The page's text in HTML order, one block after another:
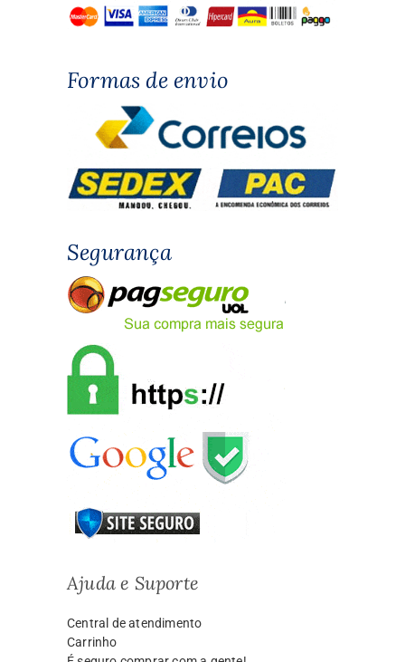
Formas de envio
Segurança
Ajuda e Suporte
Central de atendimento
Carrinho